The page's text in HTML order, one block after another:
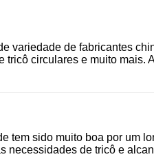
variedade de fabricantes
circulares e muito mais.
tem sido muito boa por um
de tricô e